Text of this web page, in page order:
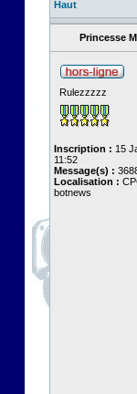
Haut
Princesse
Rulezzzzz
Inscription : 15
11:52
Message(s) :
Localisation :
botnews